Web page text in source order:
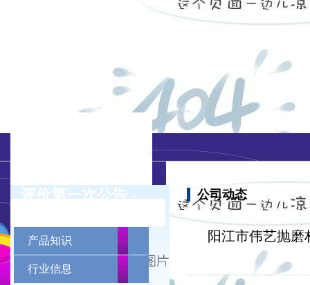
评价第一次公告 -
产品知识
行业信息
公司动态
阳江市伟艺抛